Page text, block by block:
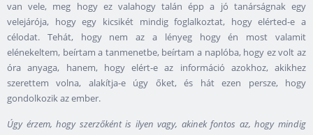
van vele, meg hogy ez valahogy talán épp a jó tanárságnak egy
velejárója, hogy egy kicsikét mindig foglalkoztat, hogy elérted-e a
célodat. Tehát, hogy nem az a lényeg hogy én most valamit
elénekeltem, beírtam a tanmenetbe, beírtam a naplóba, hogy ez volt az
óra anyaga, hanem, hogy elért-e az információ azokhoz, akikhez
szerettem volna, alakítja-e úgy őket, és hát ezen persze, hogy
gondolkozik az ember.
Úgy érzem, hogy szerzőként is ilyen vagy, akinek fontos az, hogy mindig